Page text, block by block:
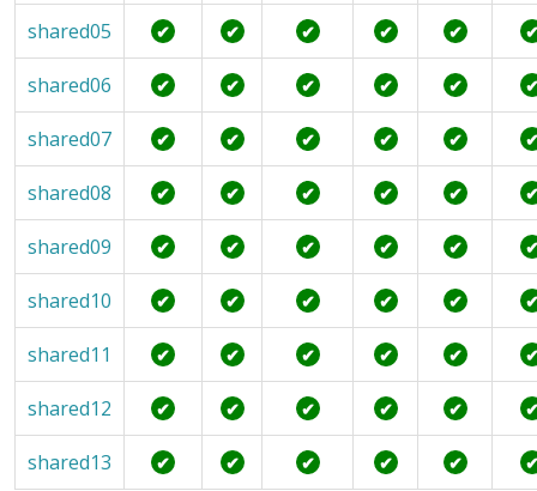
shared05 ✔ ✔ ✔ ✔ ✔
shared06 ✔ ✔ ✔ ✔ ✔
shared07 ✔ ✔ ✔ ✔ ✔
shared08 ✔ ✔ ✔ ✔ ✔
shared09 ✔ ✔ ✔ ✔ ✔
shared10 ✔ ✔ ✔ ✔ ✔
shared11 ✔ ✔ ✔ ✔ ✔
shared12 ✔ ✔ ✔ ✔ ✔
shared13 ✔ ✔ ✔ ✔ ✔